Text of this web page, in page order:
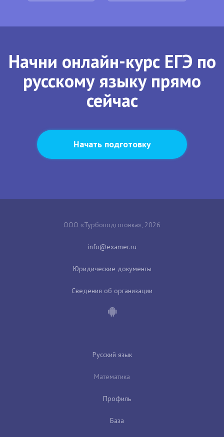
Начни онлайн-курс ЕГЭ по
русскому языку прямо
сейчас
Начать подготовку
ООО «Турбоподготовка», 2026
Юридические документы
Сведения об организации
Русский язык
Математика
Профиль
База